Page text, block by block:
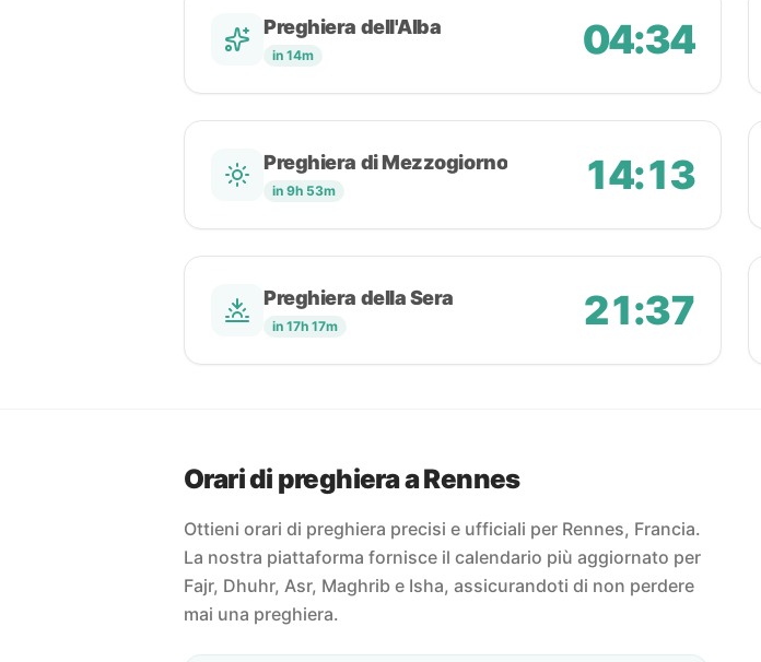
Preghiera dell'Alba
in 14m 04:34
Preghiera di Mezzogiorno
in 9h 53m 14:13
Preghiera della Sera
in 17h 17m 21:37
Orari di preghiera a Rennes
Ottieni orari di preghiera precisi e ufficiali per Rennes, Francia.
La nostra piattaforma fornisce il calendario più aggiornato per
Fajr, Dhuhr, Asr, Maghrib e Isha, assicurandoti di non perdere
mai una preghiera.